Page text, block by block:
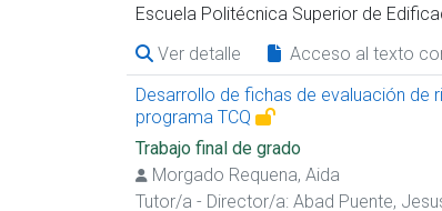
Escuela Politécnica Superior de
Ver detalle
Acceso al texto
Desarrollo de fichas de evaluación de
programa TCQ
Trabajo final de grado
Morgado Requena, Aida
Tutor/a - Director/a: Abad Puente,